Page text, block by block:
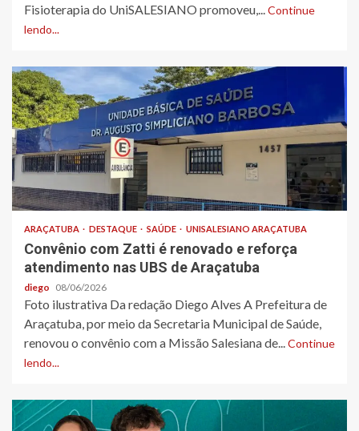
Fisioterapia do UniSALESIANO promoveu,...Continue
lendo...
ARAÇATUBA DESTAQUE SAÚDE UNISALESIANO ARAÇATUBA
Convênio com Zatti é renovado e reforça
atendimento nas UBS de Araçatuba
diego 08/06/2026
Foto ilustrativa Da redação Diego Alves A Prefeitura de
Araçatuba, por meio da Secretaria Municipal de Saúde,
renovou o convênio com a Missão Salesiana de...Continue
lendo...